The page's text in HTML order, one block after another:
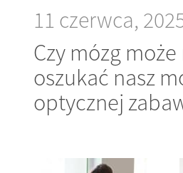
11 czerwca,
Czy mózg
oszukać nasz
optycznej